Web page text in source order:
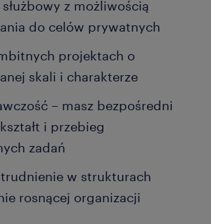
z możliwością
do celów prywatnych
projektach o
skali i charakterze
– masz bezpośredni
i przebieg
zadań
w strukturach
rosnącej organizacji